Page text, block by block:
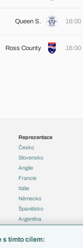
Queen S. 16:00
Ross County 16:00
Reprezentace
Česko
Slovensko
Anglie
Francie
Itálie
Německo
Španělsko
Argentina
s tímto cílem: